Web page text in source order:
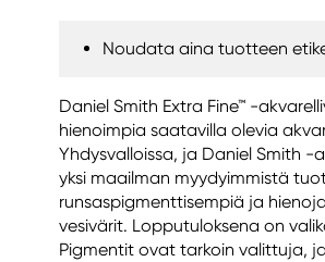
Noudata aina tuotteen
Daniel Smith Extra Fine™ -
hienoimpia saatavilla olevia
Yhdysvalloissa, ja Daniel Smith
yksi maailman myydyimmistä
runsaspigmenttisempiä ja
vesivärit. Lopputuloksena on
Pigmentit ovat tarkoin valittuja,